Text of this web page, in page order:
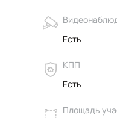
Есть
КПП
Есть
Площадь